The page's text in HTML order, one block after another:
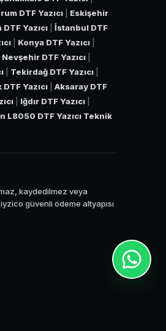
DTF Yazıcı
Eskişehir
Yazıcı
İstanbul DTF
Konya DTF Yazıcı
Nevşehir DTF Yazıcı
Tekirdağ DTF Yazıcı
Yazıcı
Aksaray DTF
Iğdır DTF Yazıcı
L8050 DTF Yazıcı Teknik
kaydedilmez veya
güvenli ödeme altyapısı